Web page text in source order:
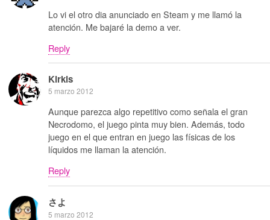
Lo vi el otro dia anunciado en Steam y me llamó la
atención. Me bajaré la demo a ver.
Reply
Kirkis
5 marzo 2012
Aunque parezca algo repetitivo como señala el gran
Necrodomo, el juego pinta muy bien. Además, todo
juego en el que entran en juego las físicas de los
líquidos me llaman la atención.
Reply
さよ
5 marzo 2012